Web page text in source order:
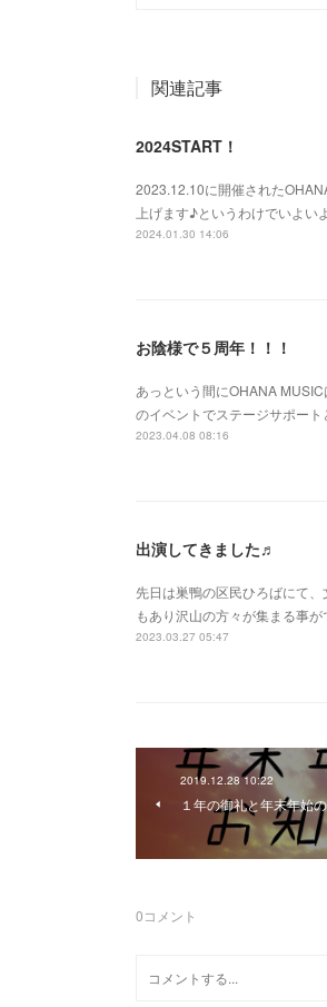
関連記事
2024START！
2023.12.10に開催された
上げます♪というわけでいよ
2024.01.30 14:06
お陰様で５周年！！！
あっという間にOHANA
のイベントでステージサポー
2023.04.08 08:16
出演してきました♬
先日は巣鴨の区民ひろばにて
もあり沢山の方々が集まる事
2023.03.27 05:47
2019.12.28 10:22
１年の御礼と年末年始
0コメント